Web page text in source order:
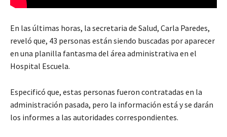
En las últimas horas, la secretaria de Salud, Carla Paredes,
reveló que, 43 personas están siendo buscadas por aparecer
en una planilla fantasma del área administrativa en el
Hospital Escuela.
Especificó que, estas personas fueron contratadas en la
administración pasada, pero la información está y se darán
los informes a las autoridades correspondientes.